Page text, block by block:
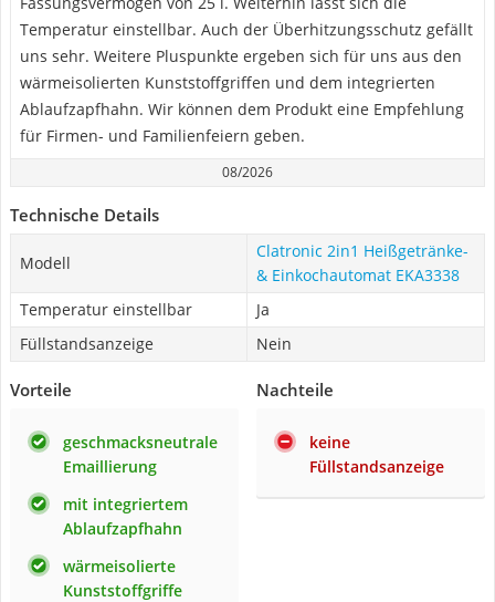
Temperatur einstellbar. Auch der Überhitzungsschutz gefällt
uns sehr. Weitere Pluspunkte ergeben sich für uns aus den
wärmeisolierten Kunststoffgriffen und dem integrierten
Ablaufzapfhahn. Wir können dem Produkt eine Empfehlung
für Firmen- und Familienfeiern geben.
08/2026
Technische Details
Modell
Clatronic 2in1 Heißgetränke-
& Einkochautomat EKA3338
Temperatur einstellbar
Ja
Füllstandsanzeige
Nein
Vorteile
geschmacksneutrale
Emaillierung
mit integriertem
Ablaufzapfhahn
wärmeisolierte
Kunststoffgriffe
Nachteile
keine
Füllstandsanzeige